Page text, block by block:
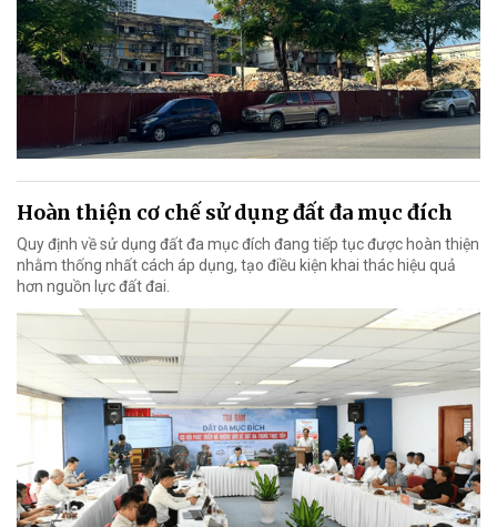
Hoàn thiện cơ chế sử dụng đất đa mục đích
Quy định về sử dụng đất đa mục đích đang tiếp tục được hoàn thiện
nhằm thống nhất cách áp dụng, tạo điều kiện khai thác hiệu quả
hơn nguồn lực đất đai.